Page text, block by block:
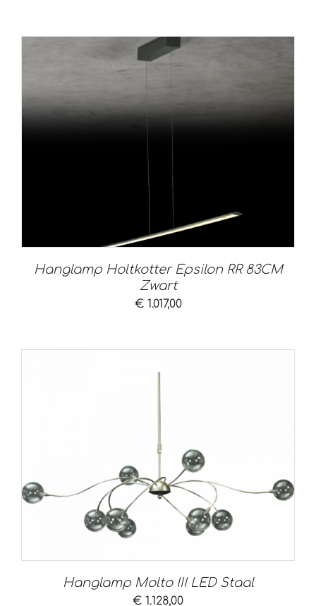
Hanglamp Holtkotter Epsilon RR 83CM
Zwart
€1.017,00
Hanglamp Molto III LED Staal
€ 1.128,00